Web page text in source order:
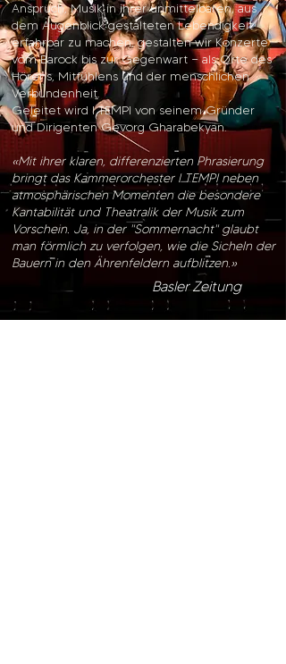
Anspruch, Musik in ihrer unmittelbaren, aus
dem Augenblick gestalteten Lebendigkeit
erfahrbar zu machen, gestalten wir Konzerte
vom Barock bis zur Gegenwart — als Orte des
Hörens, Mitfühlens und der menschlichen
Verbundenheit.
Geleitet wird I TEMPI von seinem Gründer
und Dirigenten Gevorg Gharabekyan.
«Mit ihrer klaren, differenzierten Phrasierung
bringt das Kammerorchester I TEMPI neben
atmosphärischen Momenten die besondere
Kantabilität und Theatralik der Musik zum
Vorschein. Ja, in der "Sommernacht" glaubt
man förmlich zu verfolgen, wie die Sicheln der
Bauern in den Ährenfeldern aufblitzen.»
Basler Zeitung